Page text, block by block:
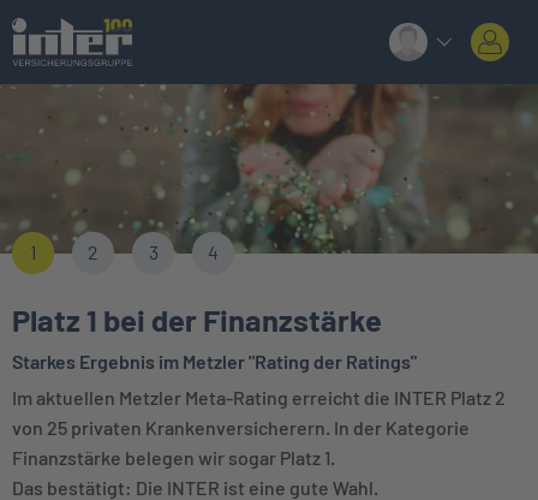
1 2 3 4
Platz 1 bei der Finanzstärke
Starkes Ergebnis im Metzler "Rating der Ratings"
Im aktuellen Metzler Meta-Rating erreicht die INTER Platz 2
von 25 privaten Krankenversicherern. In der Kategorie
Finanzstärke belegen wir sogar Platz 1.
Das bestätigt: Die INTER ist eine gute Wahl.